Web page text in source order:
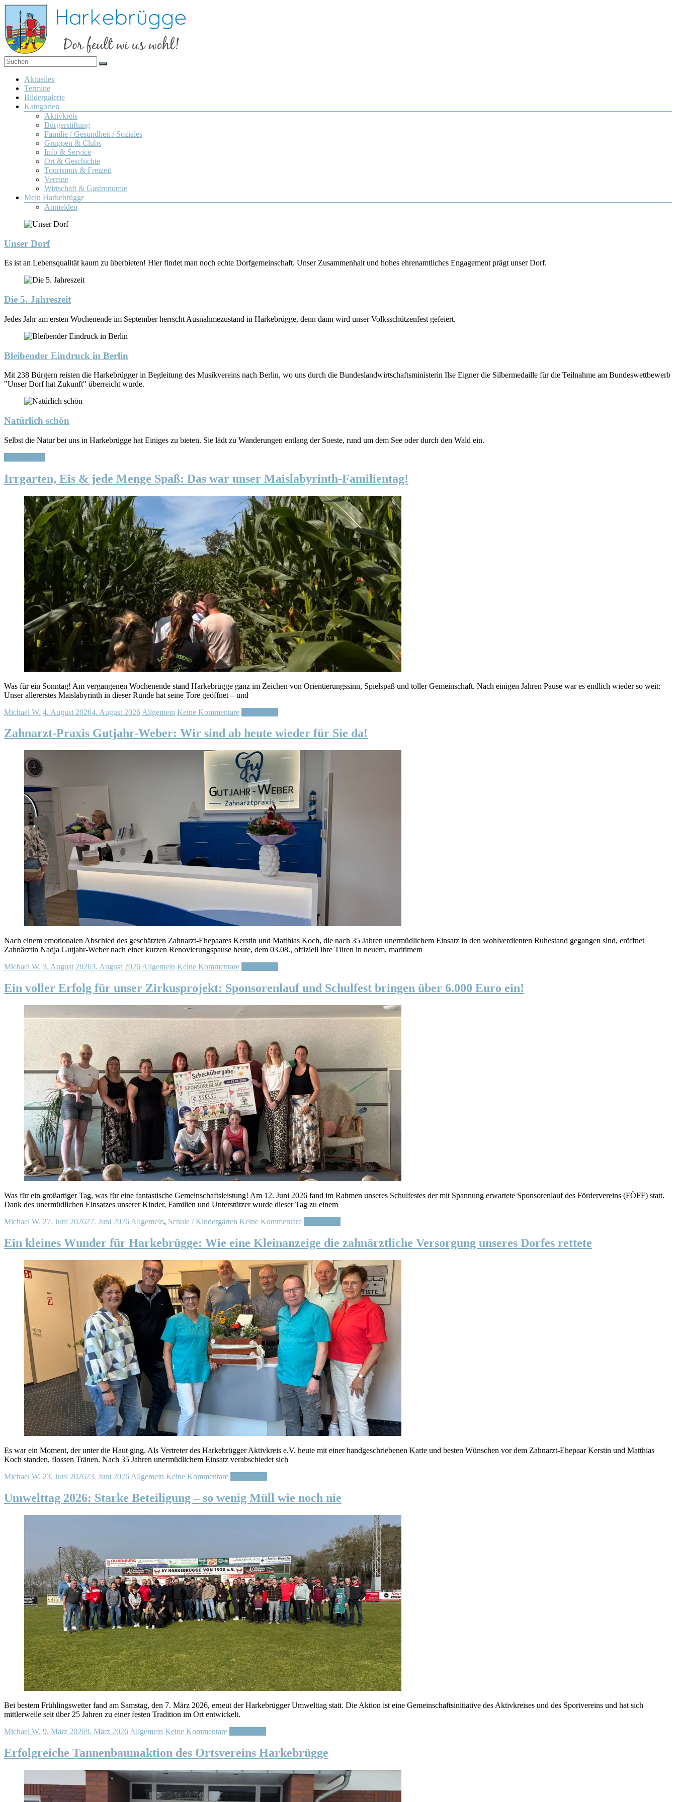
Zum
Inhalt
springen
Harkebrügge
Dor
feult
wi us
wohl!
Menü
Aktuelles
Termine
Bildergalerie
Kategorien
Aktivkreis
Bürgerstiftung
Familie / Gesundheit / Soziales
Gruppen & Clubs
Info & Service
Ort & Geschichte
Tourismus & Freizeit
Vereine
Wirtschaft & Gastronomie
Mein Harkebrügge
Anmelden
Unser Dorf
Es ist an Lebensqualität kaum zu überbieten! Hier findet man noch echte Dorfgemeinschaft. Unser Zusammenhalt und hohes ehrenamtliches Engagement prägt unser Dorf.
Die 5. Jahreszeit
Jedes Jahr am ersten Wochenende im September herrscht Ausnahmezustand in Harkebrügge, denn dann wird unser Volksschützenfest gefeiert.
Bleibender Eindruck in Berlin
Mit 238 Bürgern reisten die Harkebrügger in Begleitung des Musikvereins nach Berlin, wo uns durch die Bundeslandwirtschaftsministerin Ilse Eigner die Silbermedaille für die Teilnahme am Bundeswettbewerb
"Unser Dorf hat Zukunft" überreicht wurde.
Natürlich schön
Selbst die Natur bei uns in Harkebrügge hat Einiges zu bieten. Sie lädt zu Wanderungen entlang der Soeste, rund um dem See oder durch den Wald ein.
Irrgarten, Eis & jede Menge Spaß: Das war unser Maislabyrinth-Familientag!
Was für ein Sonntag! Am vergangenen Wochenende stand Harkebrügge ganz im Zeichen von Orientierungssinn, Spielspaß und toller Gemeinschaft. Nach einigen Jahren Pause war es endlich wieder so weit:
Unser allererstes Maislabyrinth in dieser Runde hat seine Tore geöffnet – und
Michael W. 4. August 20264. August 2026 Allgemein Keine Kommentare
Zahnarzt-Praxis Gutjahr-Weber: Wir sind ab heute wieder für Sie da!
Nach einem emotionalen Abschied des geschätzten Zahnarzt-Ehepaares Kerstin und Matthias Koch, die nach 35 Jahren unermüdlichem Einsatz in den wohlverdienten Ruhestand gegangen sind, eröffnet
Zahnärztin Nadja Gutjahr-Weber nach einer kurzen Renovierungspause heute, dem 03.08., offiziell ihre Türen in neuem, maritimem
Michael W. 3. August 20263. August 2026 Allgemein Keine Kommentare
Ein voller Erfolg für unser Zirkusprojekt: Sponsorenlauf und Schulfest bringen über 6.000 Euro ein!
Was für ein großartiger Tag, was für eine fantastische Gemeinschaftsleistung! Am 12. Juni 2026 fand im Rahmen unseres Schulfestes der mit Spannung erwartete Sponsorenlauf des Fördervereins (FÖFF) statt.
Dank des unermüdlichen Einsatzes unserer Kinder, Familien und Unterstützer wurde dieser Tag zu einem
Michael W. 27. Juni 202627. Juni 2026 Allgemein, Schule / Kindergärten Keine Kommentare
Ein kleines Wunder für Harkebrügge: Wie eine Kleinanzeige die zahnärztliche Versorgung unseres Dorfes rettete
Es war ein Moment, der unter die Haut ging. Als Vertreter des Harkebrügger Aktivkreis e.V. heute mit einer handgeschriebenen Karte und besten Wünschen vor dem Zahnarzt-Ehepaar Kerstin und Matthias
Koch standen, flossen Tränen. Nach 35 Jahren unermüdlichem Einsatz verabschiedet sich
Michael W. 23. Juni 202623. Juni 2026 Allgemein Keine Kommentare
Umwelttag 2026: Starke Beteiligung – so wenig Müll wie noch nie
Bei bestem Frühlingswetter fand am Samstag, den 7. März 2026, erneut der Harkebrügger Umwelttag statt. Die Aktion ist eine Gemeinschaftsinitiative des Aktivkreises und des Sportvereins und hat sich
mittlerweile seit über 25 Jahren zu einer festen Tradition im Ort entwickelt.
Michael W. 9. März 20269. März 2026 Allgemein Keine Kommentare
Erfolgreiche Tannenbaumaktion des Ortsvereins Harkebrügge